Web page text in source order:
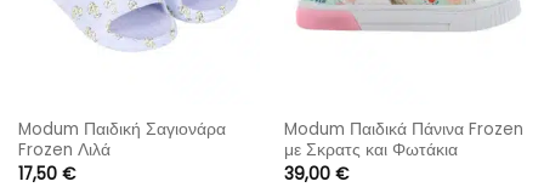
Modum Παιδική Σαγιονάρα
Frozen Λιλά
17,50 €
Modum Παιδικά Πάνινα Frozen
με Σκρατς και Φωτάκια
Τιρκουάζ
39,00 €